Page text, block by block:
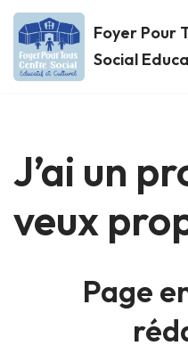
Aller
au
Foyer Pour
Social
J’ai un
veux
Page